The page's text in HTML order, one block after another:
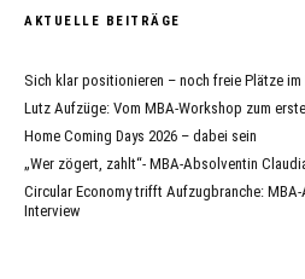
AKTUELLE BEITRÄGE
Sich klar positionieren – noch freie Plätze
Lutz Aufzüge: Vom MBA-Workshop zum
Home Coming Days 2026 – dabei sein
„Wer zögert, zahlt“- MBA-Absolventin
Circular Economy trifft Aufzugbranche:
Interview